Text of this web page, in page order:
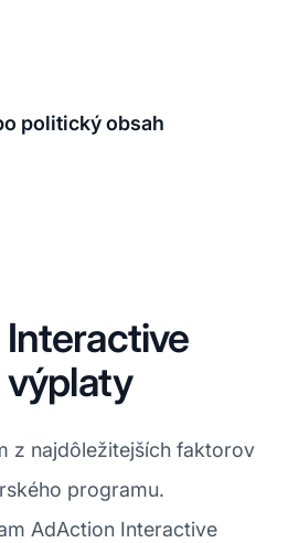
politický obsah
výplaty
z najdôležitejších faktorov
programu.
AdAction Interactive